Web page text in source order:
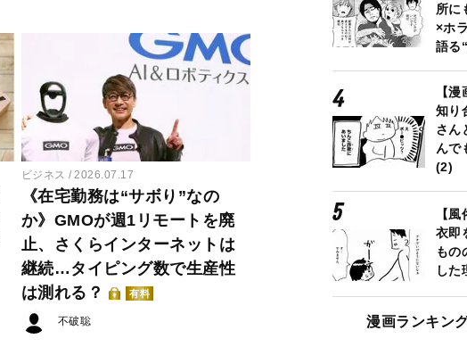
ビジネス 2026.07.17
《在宅勤務は“サボり”なの
か》GMOが週1リモートを廃
止、さくらインターネットは
継続…タイピング数で生産性
は測れる？
有料
不破聡
所に
×ホ
語る
【
知り
さん
んで
(2)
【
衣即
もの
し
漫画ランキン